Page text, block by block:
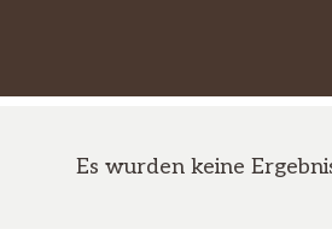
Es wurden keine